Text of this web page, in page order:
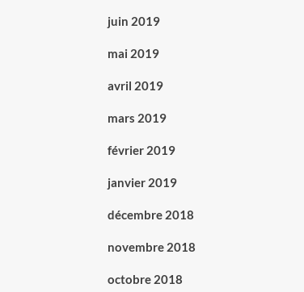
juin 2019
mai 2019
avril 2019
mars 2019
février 2019
janvier 2019
décembre 2018
novembre 2018
octobre 2018